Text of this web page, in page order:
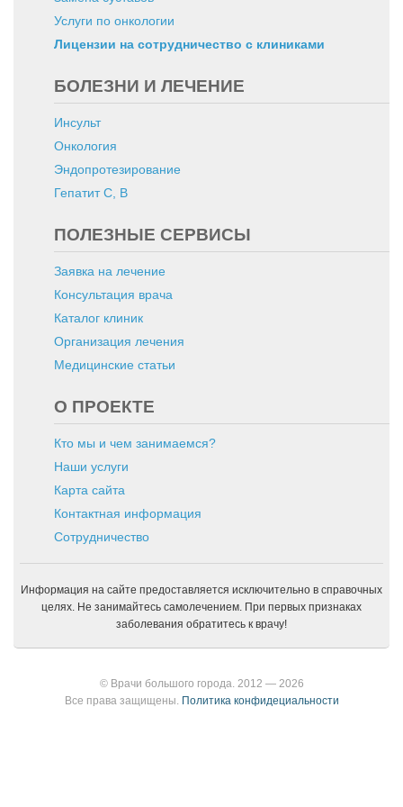
Услуги по онкологии
Лицензии на сотрудничество с клиниками
БОЛЕЗНИ И ЛЕЧЕНИЕ
Инсульт
Онкология
Эндопротезирование
Гепатит C, B
ПОЛЕЗНЫЕ СЕРВИСЫ
Заявка на лечение
Консультация врача
Каталог клиник
Организация лечения
Медицинские статьи
О ПРОЕКТЕ
Кто мы и чем занимаемся?
Наши услуги
Карта сайта
Контактная информация
Сотрудничество
Информация на сайте предоставляется исключительно в справочных
целях. Не занимайтесь самолечением. При первых признаках
заболевания обратитесь к врачу!
© Врачи большого города. 2012 — 2026
Все права защищены.Политика конфидециальности